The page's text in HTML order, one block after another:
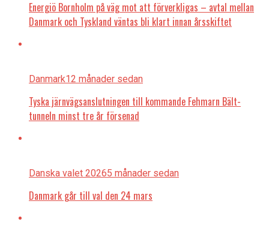
Energiö Bornholm på väg mot att förverkligas – avtal mellan
Danmark och Tyskland väntas bli klart innan årsskiftet
Danmark12 månader sedan
Tyska järnvägsanslutningen till kommande Fehmarn Bält-
tunneln minst tre år försenad
Danska valet 20265 månader sedan
Danmark går till val den 24 mars